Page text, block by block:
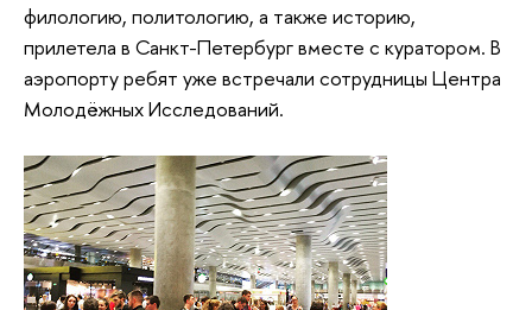
филологию, политологию, а также историю,
прилетела в Санкт-Петербург вместе с куратором. В
аэропорту ребят уже встречали сотрудницы Центра
Молодёжных Исследований.